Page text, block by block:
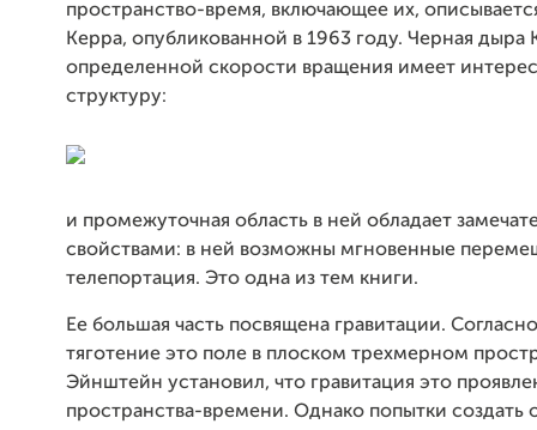
пространство-время, включающее их,
Керра, опубликованной в 1963 году. Черная дыра
определенной скорости вращения имеет
структуру:
и промежуточная область в ней обладает
свойствами: в ней возможны мгновенные
телепортация. Это одна из тем книги.
Ее большая часть посвящена гравитации.
тяготение это поле в плоском трехмерном
Эйнштейн установил, что гравитация это
пространства-времени. Однако попытки создать